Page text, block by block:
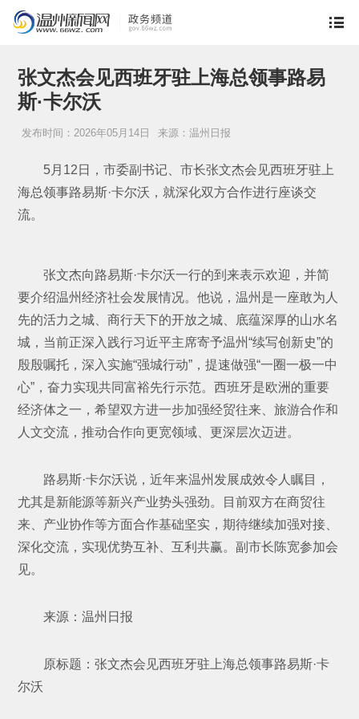
张文杰会见西班牙驻上海总领事路易
斯·卡尔沃
发布时间：2026年05月14日 来源：温州日报
5月12日，市委副书记、市长张文杰会见西班牙驻上
海总领事路易斯·卡尔沃，就深化双方合作进行座谈交
流。
张文杰向路易斯·卡尔沃一行的到来表示欢迎，并简
要介绍温州经济社会发展情况。他说，温州是一座敢为人
先的活力之城、商行天下的开放之城、底蕴深厚的山水名
城，当前正深入践行习近平主席寄予温州“续写创新史”的
殷殷嘱托，深入实施“强城行动”，提速做强“一圈一极一中
心”，奋力实现共同富裕先行示范。西班牙是欧洲的重要
经济体之一，希望双方进一步加强经贸往来、旅游合作和
人文交流，推动合作向更宽领域、更深层次迈进。
路易斯·卡尔沃说，近年来温州发展成效令人瞩目，
尤其是新能源等新兴产业势头强劲。目前双方在商贸往
来、产业协作等方面合作基础坚实，期待继续加强对接、
深化交流，实现优势互补、互利共赢。副市长陈宽参加会
见。
来源：温州日报
原标题：张文杰会见西班牙驻上海总领事路易斯·卡
尔沃